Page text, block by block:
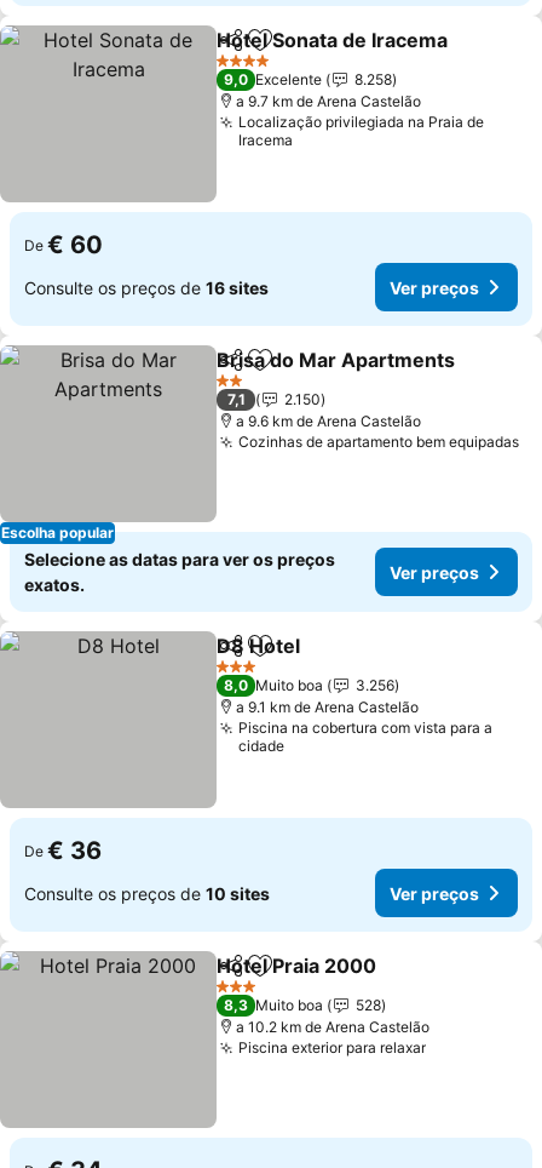
PartilharAdicionar aos favoritos
Hotel Sonata de Iracema
4 Estrelas
9,0 Excelente
8.258
a 9.7 km de Arena Castelão
Localização privilegiada na Praia de
Iracema
De € 60
Consulte os preços de 16 sites Ver preços
Escolha popular
PartilharAdicionar aos favoritos
Brisa do Mar Apartments
2 Estrelas
7,1
2.150
a 9.6 km de Arena Castelão
Cozinhas de apartamento bem equipadas
Selecione as datas para ver os preços
exatos.
Ver preços
PartilharAdicionar aos favoritos
D8 Hotel
3 Estrelas
8,0 Muito boa
3.256
a 9.1 km de Arena Castelão
Piscina na cobertura com vista para a
cidade
De € 36
Consulte os preços de 10 sites Ver preços
PartilharAdicionar aos favoritos
Hotel Praia 2000
3 Estrelas
8,3 Muito boa
528
a 10.2 km de Arena Castelão
Piscina exterior para relaxar